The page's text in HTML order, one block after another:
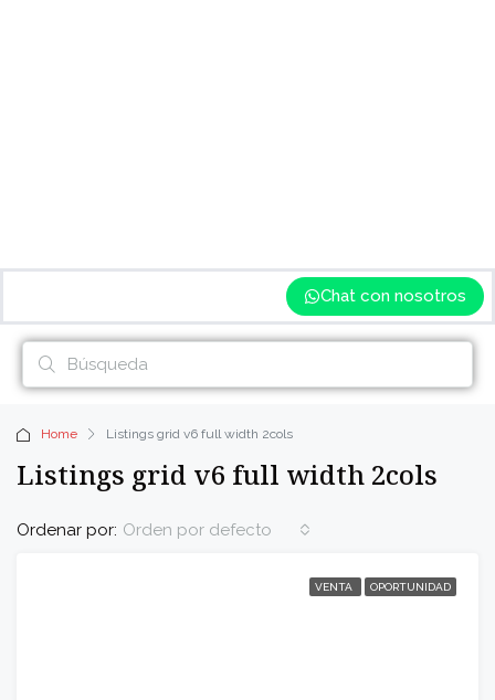
Chat con nosotros
Home Listings grid v6 full width 2cols
Listings grid v6 full width 2cols
Ordenar por: Orden por defecto
VENTA OPORTUNIDAD